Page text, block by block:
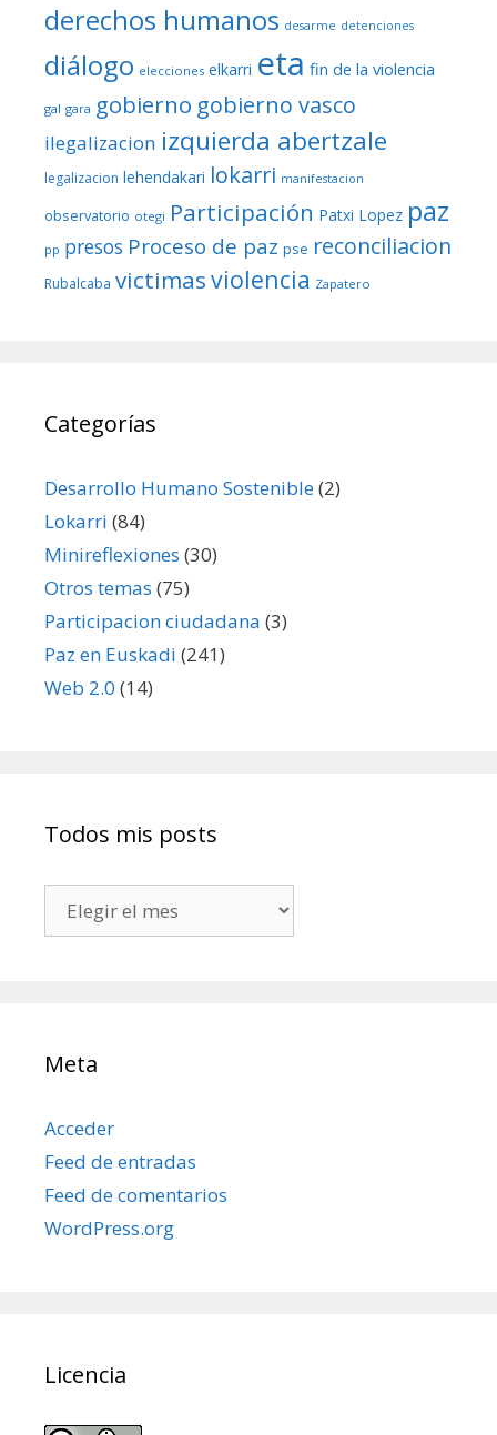
derechos humanos desarme detenciones
diálogo elecciones elkarri eta fin de la violencia
gal gara gobierno gobierno vasco
ilegalizacion izquierda abertzale
legalizacion lehendakari lokarri manifestacion
observatorio otegi Participación Patxi Lopez paz
pp presos Proceso de paz pse reconciliacion
Rubalcaba victimasviolencia Zapatero
Categorías
Desarrollo Humano Sostenible(2)
Lokarri (84)
Minireflexiones (30)
Otros temas (75)
Participacion ciudadana (3)
Paz en Euskadi (241)
Web 2.0 (14)
Todos mis posts
mis
Meta
Acceder
Feed de entradas
Feed de comentarios
WordPress.org
Licencia